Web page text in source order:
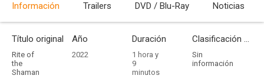
Información Trailers DVD / Blu-Ray Noticias
Título original
Rite of
the
Shaman
Año
2022
Duración
1 hora y
9
minutos
Clasificación por edades
Sin
información